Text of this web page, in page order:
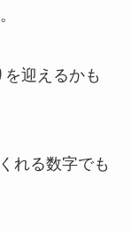
迎えるかも
れる数字でも